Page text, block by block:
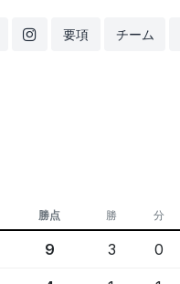
要項 チーム
勝点 勝 分
9 3 0